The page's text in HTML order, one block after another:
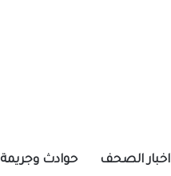
اخبار الصحف حوادث وجريمة